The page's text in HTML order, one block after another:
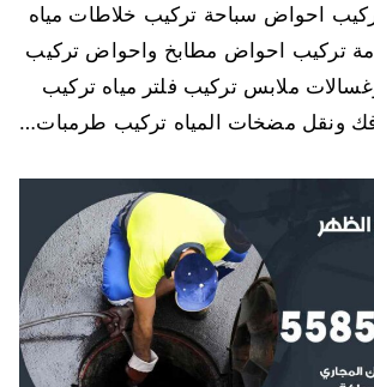
احواض سباحة تركيب خلاطات مياه
تركيب احواض مطابخ واحواض تركيب
ملابس تركيب فلتر مياه تركيب
ونقل مضخات المياه تركيب طرمبات…